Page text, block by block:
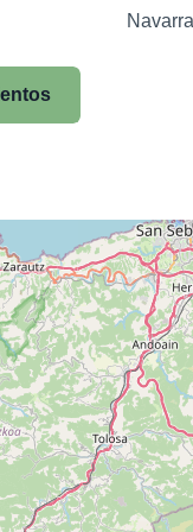
Navarra